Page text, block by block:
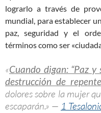
lograrlo a través de
mundial, para establecer
paz, seguridad y el
términos como ser
«Cuando digan: “Paz y
destrucción de
dolores sobre la mujer
escaparán.» — 1